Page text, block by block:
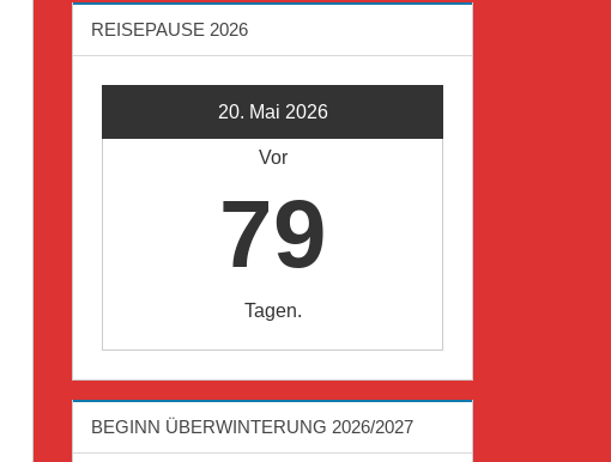
REISEPAUSE 2026
20. Mai 2026
Vor
79
Tagen.
BEGINN ÜBERWINTERUNG 2026/2027